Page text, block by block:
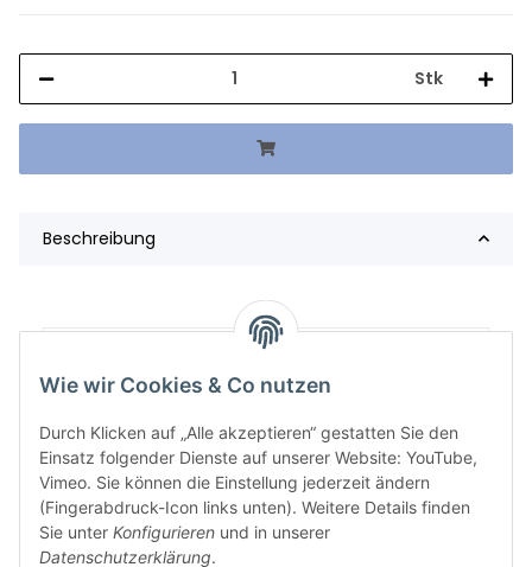
Stk
Beschreibung
72,70
Wie wir Cookies & Co nutzen
Durch Klicken auf „Alle akzeptieren“ gestatten Sie den
Einsatz folgender Dienste auf unserer Website: YouTube,
Vimeo. Sie können die Einstellung jederzeit ändern
(Fingerabdruck-Icon links unten). Weitere Details finden
Sie unter Konfigurieren und in unserer
Datenschutzerklärung.